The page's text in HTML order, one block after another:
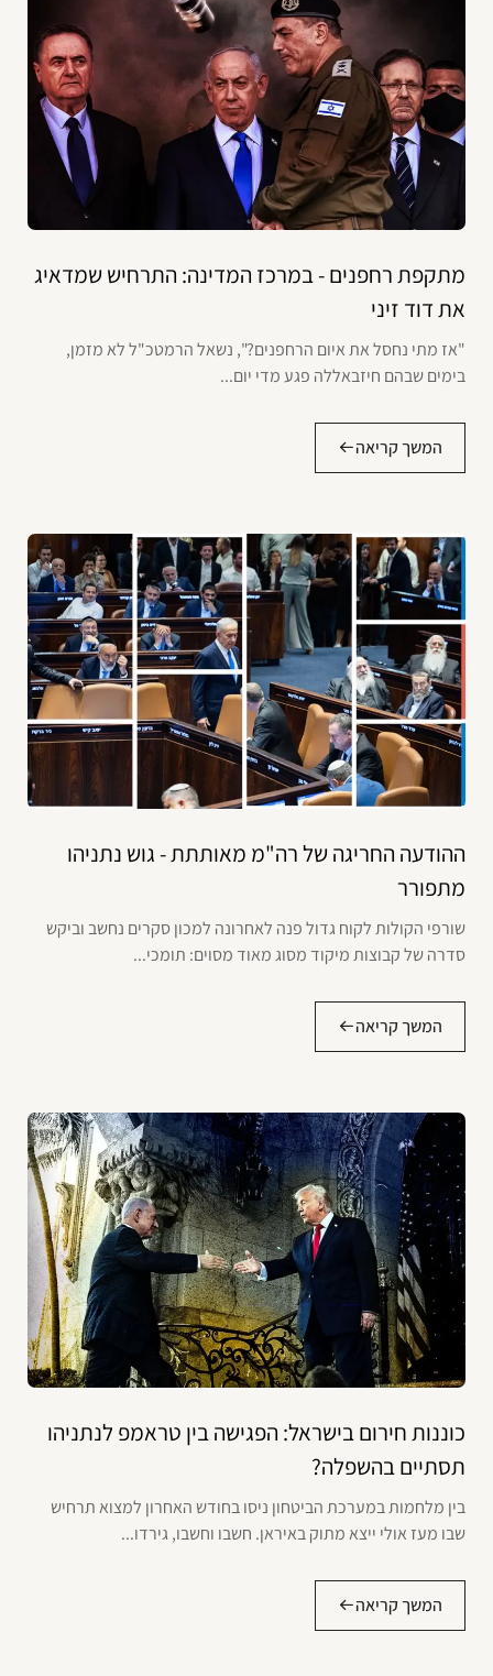
מתקפת רחפנים - במרכז המדינה: התרחיש שמדאיג
את דוד זיני
"אז מתי נחסל את איום הרחפנים?", נשאל הרמטכ"ל לא מזמן,
בימים שבהם חיזבאללה פגע מדי יום...
המשך קריאה
ההודעה החריגה של רה"מ מאותתת - גוש נתניהו
מתפורר
שורפי הקולות לקוח גדול פנה לאחרונה למכון סקרים נחשב וביקש
סדרה של קבוצות מיקוד מסוג מאוד מסוים: תומכי...
המשך קריאה
כוננות חירום בישראל: הפגישה בין טראמפ לנתניהו
תסתיים בהשפלה?
בין מלחמות במערכת הביטחון ניסו בחודש האחרון למצוא תרחיש
שבו מעז אולי ייצא מתוק באיראן. חשבו וחשבו, גירדו...
המשך קריאה